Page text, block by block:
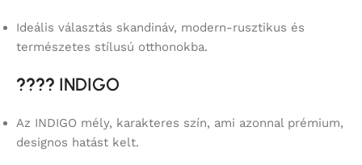
Ideális választás skandináv, modern-rusztikus és
természetes stílusú otthonokba.
???? INDIGO
Az INDIGO mély, karakteres szín, ami azonnal prémium,
designos hatást kelt.